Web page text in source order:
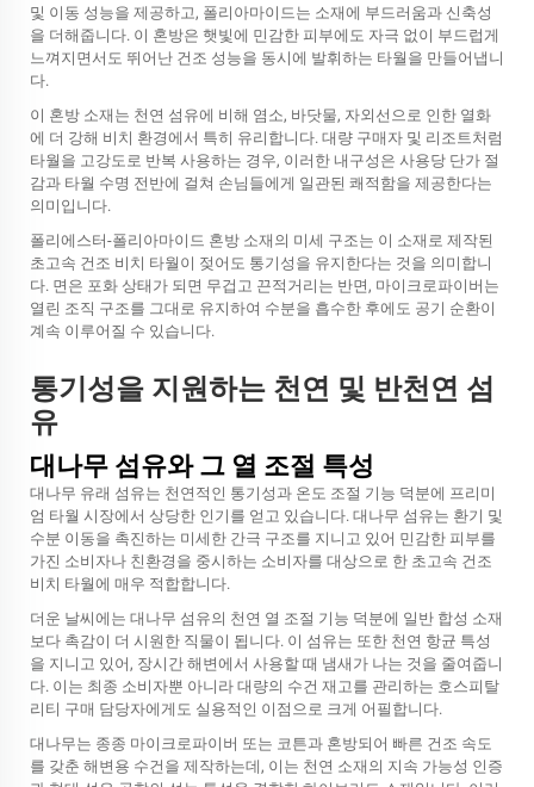
및 이동 성능을 제공하고, 폴리아마이드는 소재에 부드러움과 신축성
을 더해줍니다. 이 혼방은 햇빛에 민감한 피부에도 자극 없이 부드럽게
느껴지면서도 뛰어난 건조 성능을 동시에 발휘하는 타월을 만들어냅니
다.
이 혼방 소재는 천연 섬유에 비해 염소, 바닷물, 자외선으로 인한 열화
에 더 강해 비치 환경에서 특히 유리합니다. 대량 구매자 및 리조트처럼
타월을 고강도로 반복 사용하는 경우, 이러한 내구성은 사용당 단가 절
감과 타월 수명 전반에 걸쳐 손님들에게 일관된 쾌적함을 제공한다는
의미입니다.
폴리에스터-폴리아마이드 혼방 소재의 미세 구조는 이 소재로 제작된
초고속 건조 비치 타월이 젖어도 통기성을 유지한다는 것을 의미합니
다. 면은 포화 상태가 되면 무겁고 끈적거리는 반면, 마이크로파이버는
열린 조직 구조를 그대로 유지하여 수분을 흡수한 후에도 공기 순환이
계속 이루어질 수 있습니다.
통기성을 지원하는 천연 및 반천연 섬
유
대나무 섬유와 그 열 조절 특성
대나무 유래 섬유는 천연적인 통기성과 온도 조절 기능 덕분에 프리미
엄 타월 시장에서 상당한 인기를 얻고 있습니다. 대나무 섬유는 환기 및
수분 이동을 촉진하는 미세한 간극 구조를 지니고 있어 민감한 피부를
가진 소비자나 친환경을 중시하는 소비자를 대상으로 한 초고속 건조
비치 타월에 매우 적합합니다.
더운 날씨에는 대나무 섬유의 천연 열 조절 기능 덕분에 일반 합성 소재
보다 촉감이 더 시원한 직물이 됩니다. 이 섬유는 또한 천연 항균 특성
을 지니고 있어, 장시간 해변에서 사용할 때 냄새가 나는 것을 줄여줍니
다. 이는 최종 소비자뿐 아니라 대량의 수건 재고를 관리하는 호스피탈
리티 구매 담당자에게도 실용적인 이점으로 크게 어필합니다.
대나무는 종종 마이크로파이버 또는 코튼과 혼방되어 빠른 건조 속도
를 갖춘 해변용 수건을 제작하는데, 이는 천연 소재의 지속 가능성 인증